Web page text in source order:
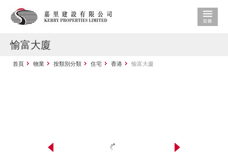
愉富大廈
首頁 物業 按類別分類 住宅 香港 愉富大廈